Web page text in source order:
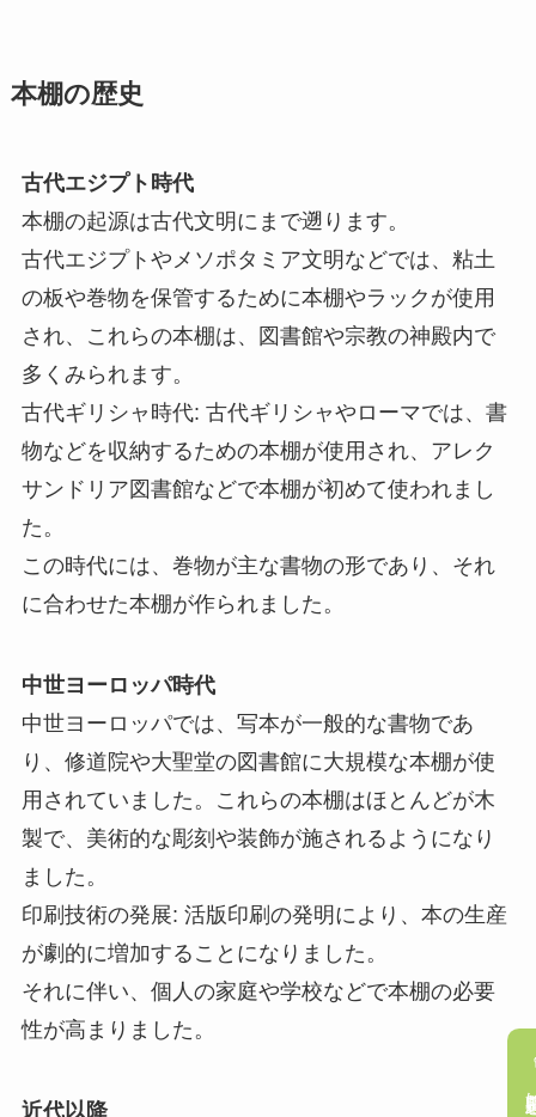
本棚の歴史
古代エジプト時代
本棚の起源は古代文明にまで遡ります。
古代エジプトやメソポタミア文明などでは、粘土
の板や巻物を保管するために本棚やラックが使用
され、これらの本棚は、図書館や宗教の神殿内で
多くみられます。
古代ギリシャ時代: 古代ギリシャやローマでは、書
物などを収納するための本棚が使用され、アレク
サンドリア図書館などで本棚が初めて使われまし
た。
この時代には、巻物が主な書物の形であり、それ
に合わせた本棚が作られました。
中世ヨーロッパ時代
中世ヨーロッパでは、写本が一般的な書物であ
り、修道院や大聖堂の図書館に大規模な本棚が使
用されていました。これらの本棚はほとんどが木
製で、美術的な彫刻や装飾が施されるようになり
ました。
印刷技術の発展: 活版印刷の発明により、本の生産
が劇的に増加することになりました。
それに伴い、個人の家庭や学校などで本棚の必要
性が高まりました。
近代以降